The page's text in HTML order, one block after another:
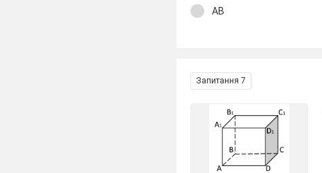
АВ
Запитання 7